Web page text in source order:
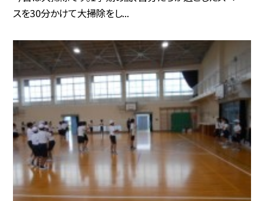
スを30分かけて大掃除をし...